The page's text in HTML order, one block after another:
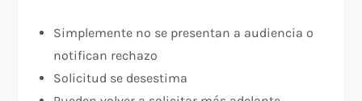
Simplemente no se presentan a audiencia o
notifican rechazo
Solicitud se desestima